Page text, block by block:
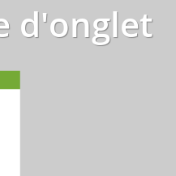
d'onglet